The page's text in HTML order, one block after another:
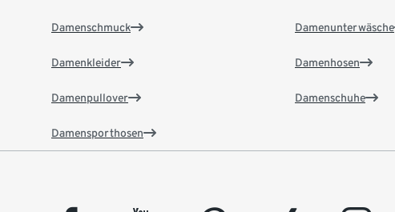
Damenschmuck
Damenkleider
Damenpullover
Damensporthosen
Damenunterwäsche
Damenhosen
Damenschuhe